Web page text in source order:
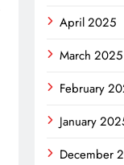
April 2025
March 2025
February
January
December